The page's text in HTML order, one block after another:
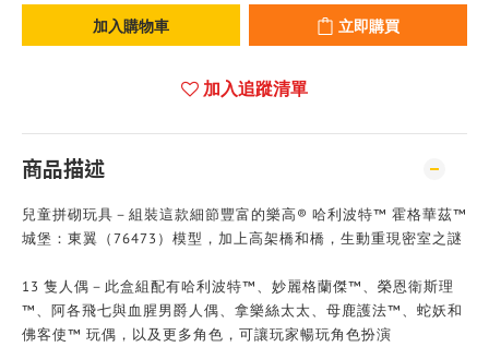
加入購物車 立即購買
加入追蹤清單
商品描述
兒童拼砌玩具－組裝這款細節豐富的樂高® 哈利波特™ 霍格華茲™
城堡：東翼（76473）模型，加上高架橋和橋，生動重現密室之謎
13 隻人偶－此盒組配有哈利波特™、妙麗格蘭傑™、榮恩衛斯理
™、阿各飛七與血腥男爵人偶、拿樂絲太太、母鹿護法™、蛇妖和
佛客使™ 玩偶，以及更多角色，可讓玩家暢玩角色扮演